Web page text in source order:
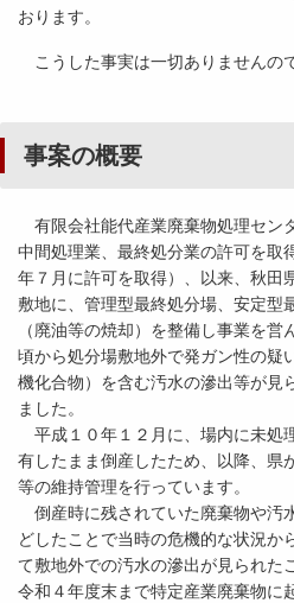
おります。
こうした事実は一切ありませんの
事案の概要
有限会社能代産業廃棄物処理セン
中間処理業、最終処分業の許可を取
年７月に許可を取得）、以来、秋田
敷地に、管理型最終処分場、安定型
（廃油等の焼却）を整備し事業を
頃から処分場敷地外で発ガン性の疑
機化合物）を含む汚水の滲出等が見
ました。
平成１０年１２月に、場内に未処
有したまま倒産したため、以降、県
等の維持管理を行っています。
倒産時に残されていた廃棄物や汚
どしたことで当時の危機的な状況か
て敷地外での汚水の滲出が見られた
令和４年度末まで特定産業廃棄物に